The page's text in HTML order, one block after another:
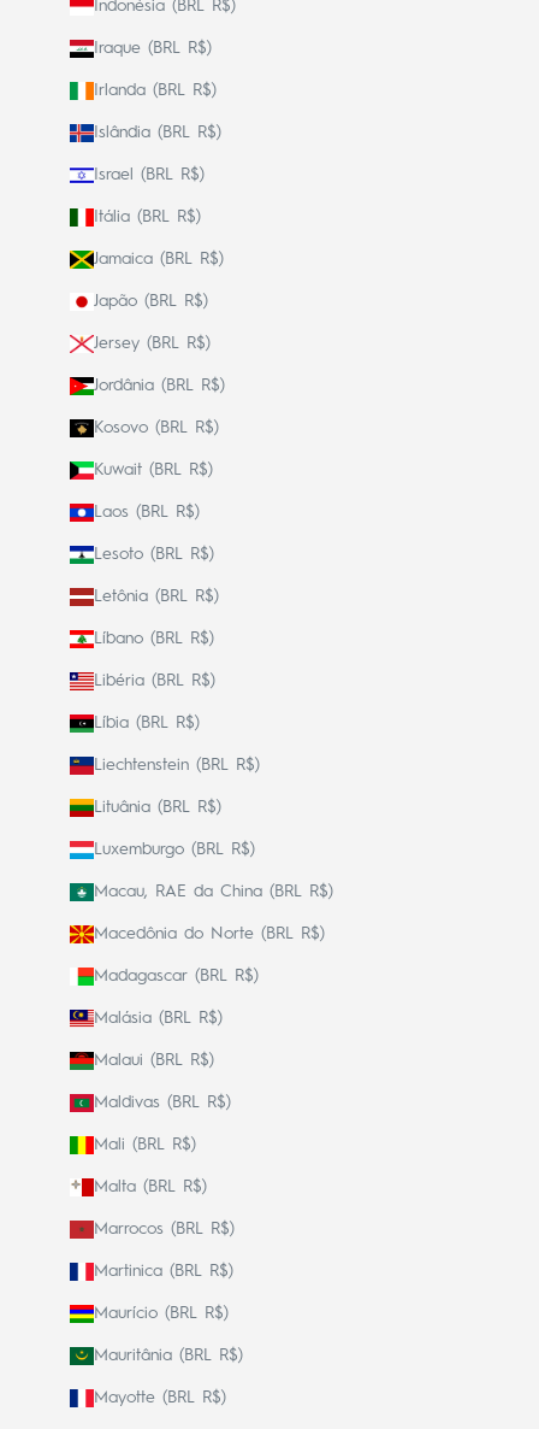
Indonésia (BRL R$)
Iraque (BRL R$)
Irlanda (BRL R$)
Islândia (BRL R$)
Israel (BRL R$)
Itália (BRL R$)
Jamaica (BRL R$)
Japão (BRL R$)
Jersey (BRL R$)
Jordânia (BRL R$)
Kosovo (BRL R$)
Kuwait (BRL R$)
Laos (BRL R$)
Lesoto (BRL R$)
Letônia (BRL R$)
Líbano (BRL R$)
Libéria (BRL R$)
Líbia (BRL R$)
Liechtenstein (BRL R$)
Lituânia (BRL R$)
Luxemburgo (BRL R$)
Macau, RAE da China (BRL R$)
Macedônia do Norte (BRL R$)
Madagascar (BRL R$)
Malásia (BRL R$)
Malaui (BRL R$)
Maldivas (BRL R$)
Mali (BRL R$)
Malta (BRL R$)
Marrocos (BRL R$)
Martinica (BRL R$)
Maurício (BRL R$)
Mauritânia (BRL R$)
Mayotte (BRL R$)